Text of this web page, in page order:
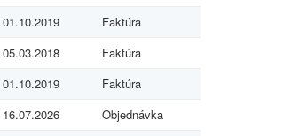
01.10.2019
Faktúra
05.03.2018
Faktúra
01.10.2019
Faktúra
16.07.2026
Objednávka